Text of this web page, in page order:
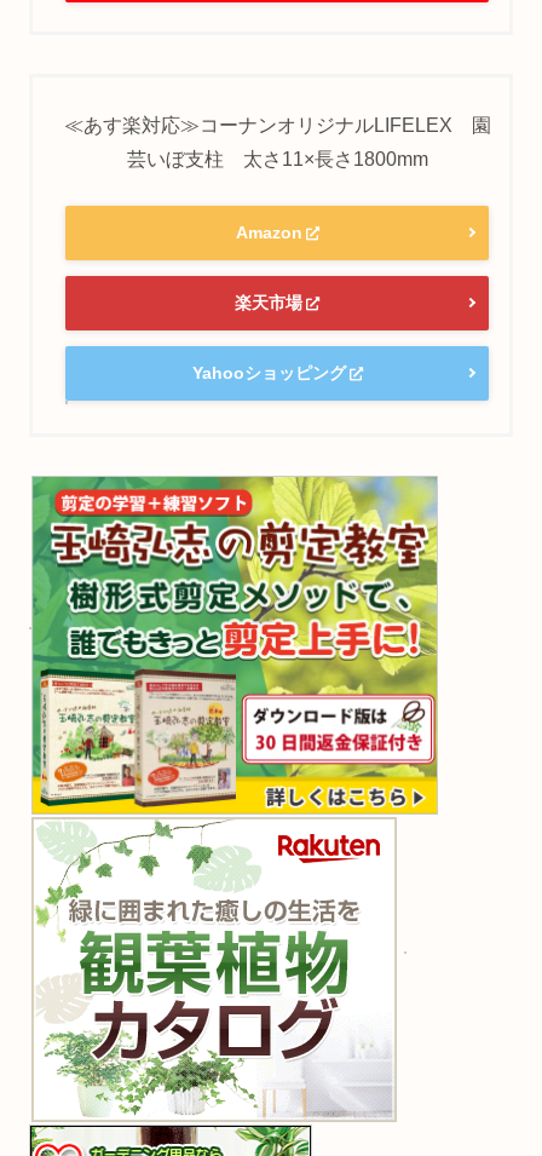
≪あす楽対応≫コーナンオリジナルLIFELEX 園
芸いぼ支柱 太さ11×長さ1800mm
Amazon
楽天市場
Yahooショッピング